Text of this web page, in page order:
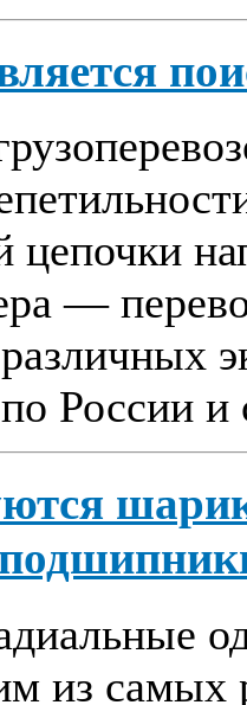
цепочки
—
России и
из самых